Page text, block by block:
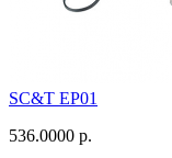
SC&T EP01
536.0000 р.